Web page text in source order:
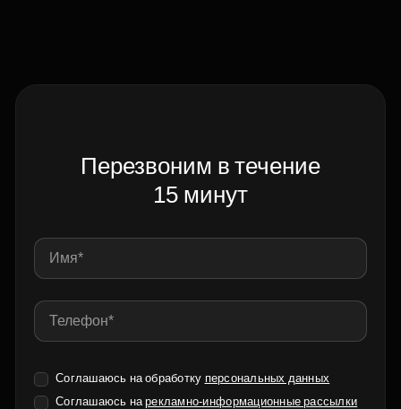
Перезвоним в течение
15 минут
Соглашаюсь на обработку персональных данных
Соглашаюсь нарекламно-информационные рассылки